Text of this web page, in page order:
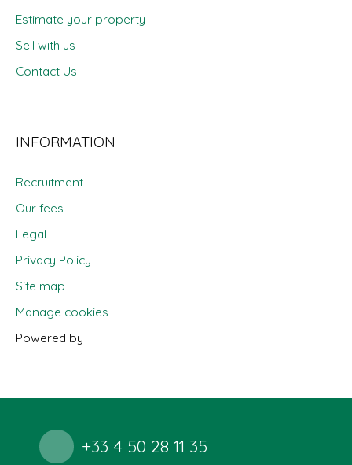
Estimate your property
Sell with us
Contact Us
INFORMATION
Recruitment
Our fees
Legal
Privacy Policy
Site map
Manage cookies
Powered by
+33 4 50 28 11 35